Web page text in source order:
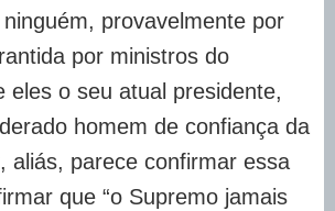
provavelmente por
por ministros do
eles o seu atual presidente,
homem de confiança da
aliás, parece confirmar essa
que “o Supremo jamais